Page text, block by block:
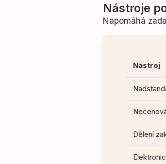
Nástroje
Napomáhá
Nástroj
Dělení